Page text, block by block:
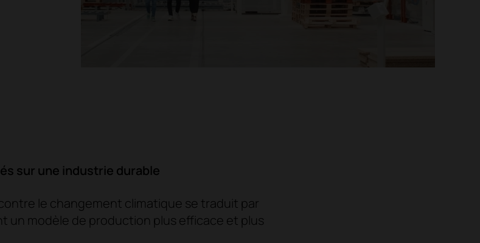
sur une industrie durable
le changement climatique se traduit par
un modèle de production plus efficace et plus